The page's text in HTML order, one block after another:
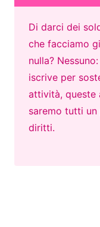
Di darci dei
che facciamo
nulla?
iscrive per
attività, queste
saremo tutti un
diritti.